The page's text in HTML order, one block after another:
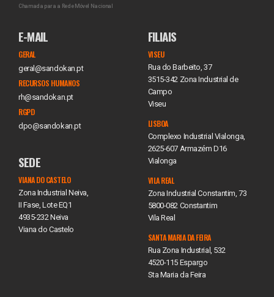
Chamada para a Rede Móvel Nacional
E-MAIL
GERAL
geral@sandokan.pt
RECURSOS HUMANOS
rh@sandokan.pt
RGPD
dpo@sandokan.pt
SEDE
VIANA DO CASTELO
Zona Industrial Neiva,
II Fase, Lote EQ1
4935-232 Neiva
Viana do Castelo
FILIAIS
VISEU
Rua do Barbeito, 37
3515-342 Zona Industrial de
Campo
Viseu
LISBOA
Complexo Industrial Vialonga,
2625-607 Armazém D16
Vialonga
VILA REAL
Zona Industrial Constantim, 73
5800-082 Constantim
Vila Real
SANTA MARIA DA FEIRA
Rua Zona Industrial, 532
4520-115 Espargo
Sta Maria da Feira